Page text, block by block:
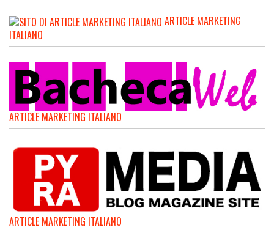
ARTICLE MARKETING
ITALIANO
ARTICLE MARKETING ITALIANO
ARTICLE MARKETING ITALIANO